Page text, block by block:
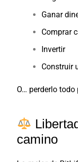
Ganar
Comprar
Invertir
Construir
O… perderlo
camino